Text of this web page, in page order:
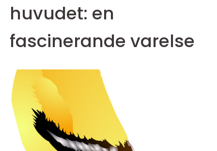
huvudet: en
fascinerande varelse